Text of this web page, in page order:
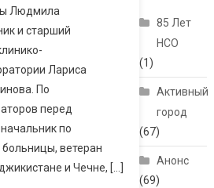
Людмила
и старший
Лариса
По
перед
по
ветеран
и Чечне, […]
85 Лет
НСО
(1)
Активный
город
(67)
Анонс
(69)